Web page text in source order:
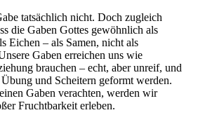
tatsächlich nicht. Doch zugleich
die Gaben Gottes gewöhnlich als
Eichen – als Samen, nicht als
Gaben erreichen uns wie
brauchen – echt, aber unreif, und
und Scheitern geformt werden.
Gaben verachten, werden wir
Fruchtbarkeit erleben.